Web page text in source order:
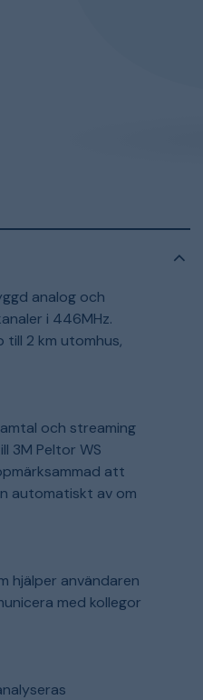
analog och
i 446MHz.
till 2 km utomhus,
och streaming
3M Peltor WS
att
automatiskt av om
hjälper användaren
med kollegor